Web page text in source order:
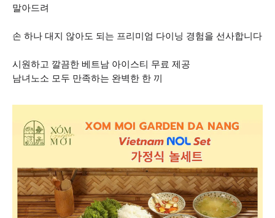
말아드려
손 하나 대지 않아도 되는 프리미엄 다이닝 경험을 선사합니다
시원하고 깔끔한 베트남 아이스티 무료 제공
남녀노소 모두 만족하는 완벽한 한 끼